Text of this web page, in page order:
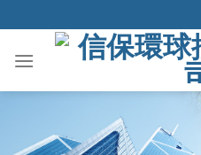
to
content